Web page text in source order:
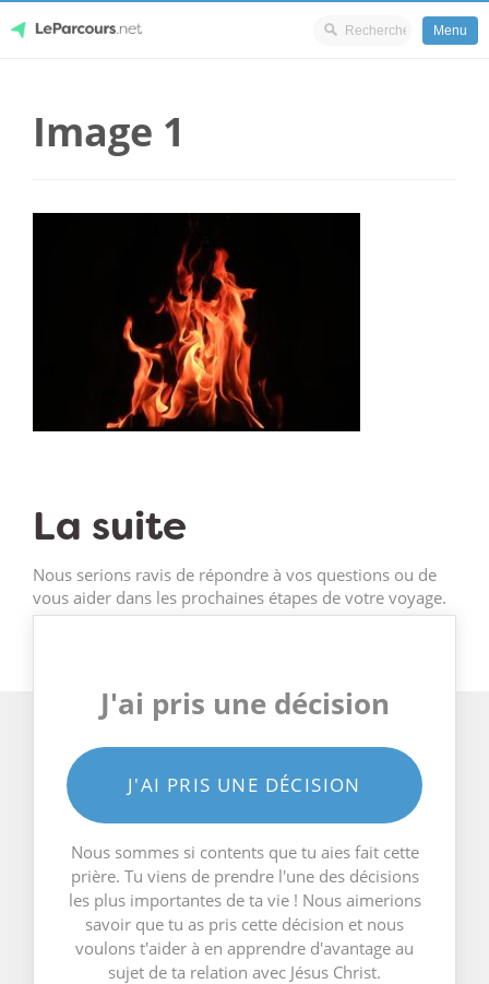
content
Menu
Image 1
La suite
Nous serions ravis de répondre à vos questions ou de
vous aider dans les prochaines étapes de votre voyage.
J'ai pris une décision
J'AI PRIS UNE DÉCISION
Nous sommes si contents que tu aies fait cette
prière. Tu viens de prendre l'une des décisions
les plus importantes de ta vie ! Nous aimerions
savoir que tu as pris cette décision et nous
voulons t'aider à en apprendre d'avantage au
sujet de ta relation avec Jésus Christ.